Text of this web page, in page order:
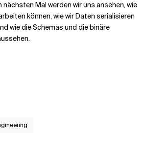
nächsten Mal werden wir uns ansehen, wie
können, wie wir Daten serialisieren
wie die Schemas und die binäre